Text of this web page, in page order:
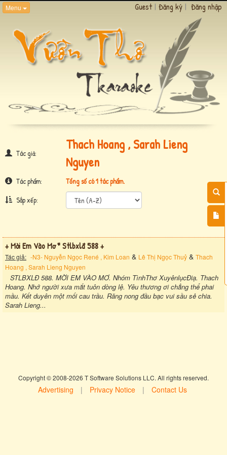
Menu Guest | Đăng ký | Đăng nhập
Tác giả:
Thach Hoang , Sarah Lieng
Nguyen
Tác phẩm:
Tổng số có 1 tác phẩm.
Sắp xếp:
+ Mời Em Vào Mơ * Stlbxlđ 588 +
Tác giả: -N3- Nguyễn Ngọc René , Kim Loan & Lê Thị Ngọc Thuỷ & Thach
Hoang , Sarah Lieng Nguyen
STLBXLĐ 588. MỜI EM VÀO MƠ. Nhóm TìnhThơ XuyênlụcĐiạ. Thach
Hoang. Nhớ người xưa mắt tuôn dòng lệ. Yêu thương ơi chẳng thể phai
mầu. Kết duyên một mối cau trầu. Răng nong đầu bạc vui sầu sẻ chia.
Sarah Lieng...
Copyright © 2008-2026 T Software Solutions LLC. All rights reserved.
Advertising | Privacy Notice | Contact Us